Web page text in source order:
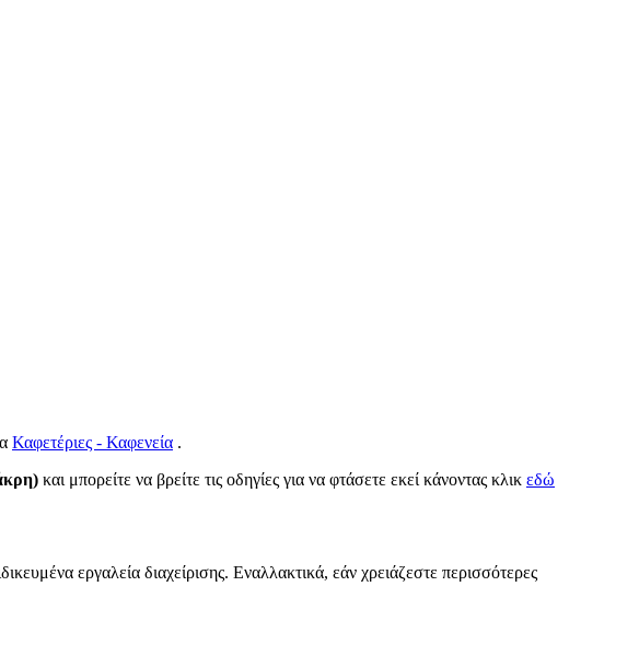
Καφετέριες - Καφενεία .
και μπορείτε να βρείτε τις οδηγίες για να φτάσετε εκεί κάνοντας κλικ εδώ
εργαλεία διαχείρισης. Εναλλακτικά, εάν χρειάζεστε περισσότερες